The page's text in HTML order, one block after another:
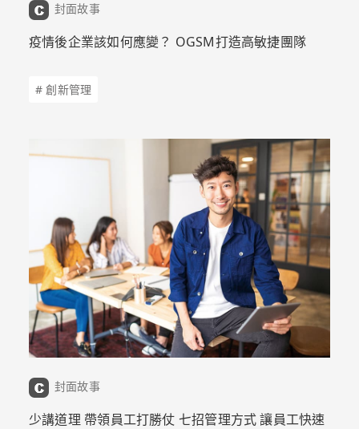
封面故事
疫情後企業該如何應變？ OGSM打造高敏捷團隊
# 創新管理
封面故事
少講道理 帶領員工打勝仗 七招管理方式 讓員工快速